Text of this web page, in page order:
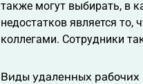
также могут выбирать, в
недостатков является то,
коллегами. Сотрудники
Виды удаленных рабочих